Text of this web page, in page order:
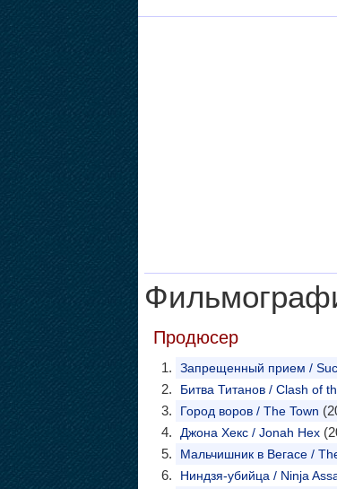
Продюсер
Запрещенный прием /
Битва Титанов / Clash of
Город воров / The Town
Джона Хекс / Jonah Hex
Мальчишник в Вегасе /
Ниндзя-убийца / Ninja